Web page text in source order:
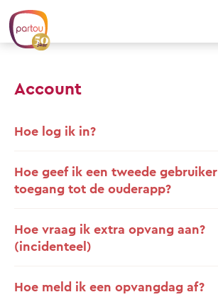
Skip to content
Account
Hoe log ik in?
Hoe geef ik een tweede gebruiker
toegang tot de ouderapp?
Hoe vraag ik extra opvang aan?
(incidenteel)
Hoe meld ik een opvangdag af?